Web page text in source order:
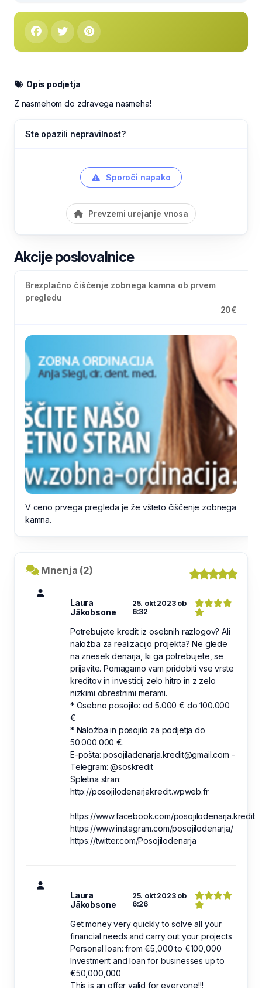
Opis podjetja
Z nasmehom do zdravega nasmeha!
Ste opazili nepravilnost?
Sporoči napako
Prevzemi urejanje vnosa
Akcije poslovalnice
Brezplačno čiščenje zobnega kamna ob prvem
pregledu
20€
V ceno prvega pregleda je že všteto čiščenje zobnega
kamna.
Mnenja (2)
Laura
Jākobsone
25. okt 2023 ob
6:32
Potrebujete kredit iz osebnih razlogov? Ali
naložba za realizacijo projekta? Ne glede
na znesek denarja, ki ga potrebujete, se
prijavite. Pomagamo vam pridobiti vse vrste
kreditov in investicij zelo hitro in z zelo
nizkimi obrestnimi merami.
* Osebno posojilo: od 5.000 € do 100.000
€
* Naložba in posojilo za podjetja do
50.000.000 €.
E-pošta: posojiladenarja.kredit@gmail.com -
Telegram: @soskredit
Spletna stran:
http://posojilodenarjakredit.wpweb.fr
https://www.facebook.com/posojilodenarja.kredit
https://www.instagram.com/posojilodenarja/
https://twitter.com/Posojilodenarja
Laura
Jākobsone
25. okt 2023 ob
6:26
Get money very quickly to solve all your
financial needs and carry out your projects
Personal loan: from €5,000 to €100,000
Investment and loan for businesses up to
€50,000,000
This is an offer valid for everyone!!!